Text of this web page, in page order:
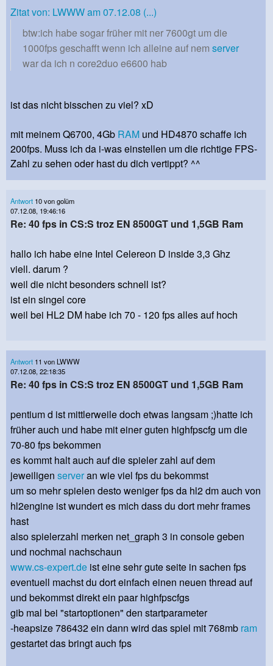
Zitat von: LWWW am 07.12.08 (...)
btw:ich habe sogar früher mit ner 7600gt um die
1000fps geschafft wenn ich alleine auf nem server
war da ich n core2duo e6600 hab
ist das nicht bisschen zu viel? xD
mit meinem Q6700, 4Gb RAM und HD4870 schaffe ich
200fps. Muss ich da i-was einstellen um die richtige FPS-
Zahl zu sehen oder hast du dich vertippt? ^^
Antwort 10 von golüm
07.12.08, 19:46:16
Re: 40 fps in CS:S troz EN 8500GT und 1,5GB Ram
hallo ich habe eine Intel Celereon D inside 3,3 Ghz
viell. darum ?
weil die nicht besonders schnell ist?
ist ein singel core
weil bei HL2 DM habe ich 70 - 120 fps alles auf hoch
Antwort 11 von LWWW
07.12.08, 22:18:35
Re: 40 fps in CS:S troz EN 8500GT und 1,5GB Ram
pentium d ist mittlerweile doch etwas langsam ;)hatte ich
früher auch und habe mit einer guten highfpscfg um die
70-80 fps bekommen
es kommt halt auch auf die spieler zahl auf dem
jeweiligen serveran wie viel fps du bekommst
um so mehr spielen desto weniger fps da hl2 dm auch von
hl2engine ist wundert es mich dass du dort mehr frames
hast
also spielerzahl merken net_graph 3 in console geben
und nochmal nachschaun
www.cs-expert.de ist eine sehr gute seite in sachen fps
eventuell machst du dort einfach einen neuen thread auf
und bekommst direkt ein paar highfpscfgs
gib mal bei "startoptionen" den startparameter
-heapsize 786432 ein dann wird das spiel mit 768mb ram
gestartet das bringt auch fps